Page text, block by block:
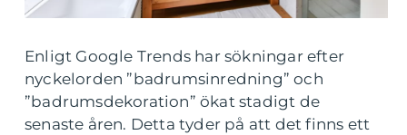
Enligt Google Trends har sökningar efter
nyckelorden ”badrumsinredning” och
”badrumsdekoration” ökat stadigt de
senaste åren. Detta tyder på att det finns ett